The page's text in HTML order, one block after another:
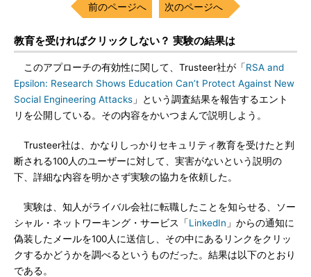
前のページへ 次のページへ
教育を受ければクリックしない？ 実験の結果は
このアプローチの有効性に関して、Trusteer社が「RSA and
Epsilon: Research Shows Education Can’t Protect Against New
Social Engineering Attacks 」という調査結果を報告するエント
リを公開している。その内容をかいつまんで説明しよう。
Trusteer社は、かなりしっかりセキュリティ教育を受けたと判
断される100人のユーザーに対して、実害がないという説明の
下、詳細な内容を明かさず実験の協力を依頼した。
実験は、知人がライバル会社に転職したことを知らせる、ソー
シャル・ネットワーキング・サービス「LinkedIn 」からの通知に
偽装したメールを100人に送信し、その中にあるリンクをクリッ
クするかどうかを調べるというものだった。結果は以下のとおり
である。